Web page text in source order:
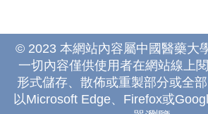
© 2023 本網站內容屬中國醫藥大
一切內容僅供使用者在網站線上
形式儲存、散佈或重製部分或全
以Microsoft Edge、Firefox或